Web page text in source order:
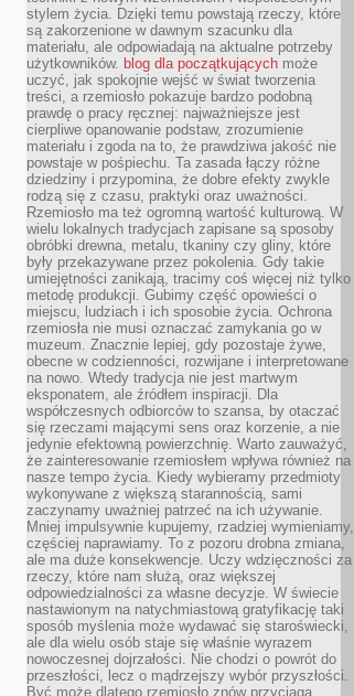
stylem życia. Dzięki temu powstają rzeczy, które
są zakorzenione w dawnym szacunku dla
materiału, ale odpowiadają na aktualne potrzeby
użytkowników. blog dla początkujących może
uczyć, jak spokojnie wejść w świat tworzenia
treści, a rzemiosło pokazuje bardzo podobną
prawdę o pracy ręcznej: najważniejsze jest
cierpliwe opanowanie podstaw, zrozumienie
materiału i zgoda na to, że prawdziwa jakość nie
powstaje w pośpiechu. Ta zasada łączy różne
dziedziny i przypomina, że dobre efekty zwykle
rodzą się z czasu, praktyki oraz uważności.
Rzemiosło ma też ogromną wartość kulturową. W
wielu lokalnych tradycjach zapisane są sposoby
obróbki drewna, metalu, tkaniny czy gliny, które
były przekazywane przez pokolenia. Gdy takie
umiejętności zanikają, tracimy coś więcej niż tylko
metodę produkcji. Gubimy część opowieści o
miejscu, ludziach i ich sposobie życia. Ochrona
rzemiosła nie musi oznaczać zamykania go w
muzeum. Znacznie lepiej, gdy pozostaje żywe,
obecne w codzienności, rozwijane i interpretowane
na nowo. Wtedy tradycja nie jest martwym
eksponatem, ale źródłem inspiracji. Dla
współczesnych odbiorców to szansa, by otaczać
się rzeczami mającymi sens oraz korzenie, a nie
jedynie efektowną powierzchnię. Warto zauważyć,
że zainteresowanie rzemiosłem wpływa również na
nasze tempo życia. Kiedy wybieramy przedmioty
wykonywane z większą starannością, sami
zaczynamy uważniej patrzeć na ich używanie.
Mniej impulsywnie kupujemy, rzadziej wymieniamy,
częściej naprawiamy. To z pozoru drobna zmiana,
ale ma duże konsekwencje. Uczy wdzięczności za
rzeczy, które nam służą, oraz większej
odpowiedzialności za własne decyzje. W świecie
nastawionym na natychmiastową gratyfikację taki
sposób myślenia może wydawać się staroświecki,
ale dla wielu osób staje się właśnie wyrazem
nowoczesnej dojrzałości. Nie chodzi o powrót do
przeszłości, lecz o mądrzejszy wybór przyszłości.
Być może dlatego rzemiosło znów przyciąga